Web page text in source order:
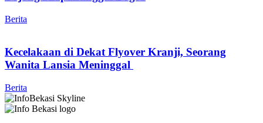
Berita
Kecelakaan di Dekat Flyover Kranji, Seorang
Wanita Lansia Meninggal
Berita